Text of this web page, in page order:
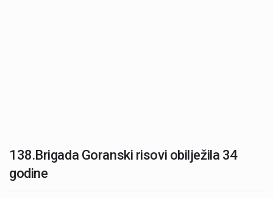
138.Brigada Goranski risovi obilježila 34
godine